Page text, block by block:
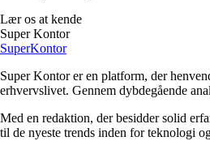
Lær os at kende
Super Kontor
SuperKontor
Super Kontor er en platform, der
erhvervslivet. Gennem dybdegående
Med en redaktion, der besidder solid
til de nyeste trends inden for teknologi